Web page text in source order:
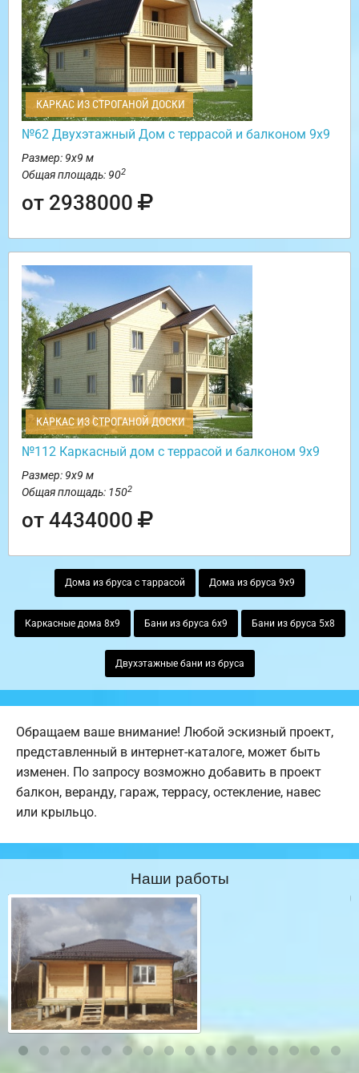
КАРКАС ИЗ СТРОГАНОЙ ДОСКИ
№62 Двухэтажный Дом с террасой и балконом 9х9
Размер: 9х9 м
Общая площадь: 902
от 2938000
КАРКАС ИЗ СТРОГАНОЙ ДОСКИ
№112 Каркасный дом с террасой и балконом 9х9
Размер: 9х9 м
Общая площадь: 1502
от 4434000
Дома из бруса с таррасой Дома из бруса 9х9
Каркасные дома 8х9 Бани из бруса 6х9 Бани из бруса 5х8
Двухэтажные бани из бруса
Обращаем ваше внимание! Любой эскизный проект,
представленный в интернет-каталоге, может быть
изменен. По запросу возможно добавить в проект
балкон, веранду, гараж, террасу, остекление, навес
или крыльцо.
Наши работы